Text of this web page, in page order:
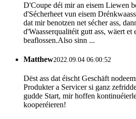
D'Coupe déi mir an eisem Liewen
d'Sécherheet vun eisem
dat mir benotzen net sécher ass,
d'Waasserqualitéit gutt ass, wäert et
beaflossen.Also sinn ...
Matthew2022.09.04 06:00:52
Dëst ass dat éischt Geschäft
Produkter a Servicer si ganz
gudde Start, mir hoffen
kooperéieren!